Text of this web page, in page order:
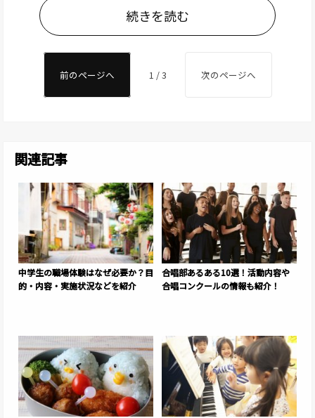
続きを読む
前のページへ 1 / 3 次のページへ
関連記事
中学生の職場体験はなぜ必要か？目
的・内容・実施状況などを紹介
合唱部あるある10選！活動内容や
合唱コンクールの情報も紹介！